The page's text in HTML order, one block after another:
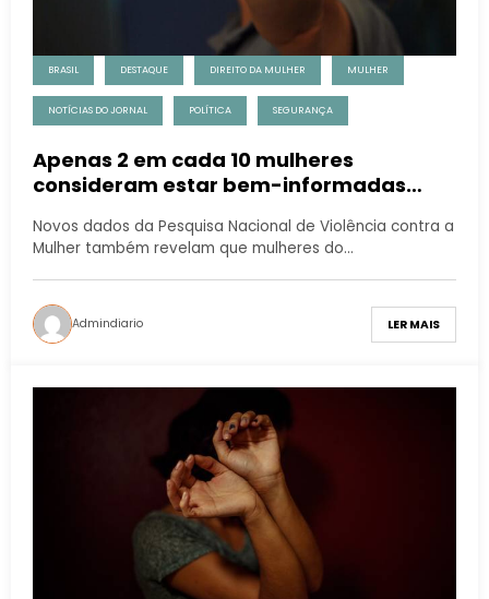
BRASIL DESTAQUE DIREITO DA MULHER MULHER
NOTÍCIAS DO JORNAL POLÍTICA SEGURANÇA
Apenas 2 em cada 10 mulheres
consideram estar bem-informadas
Novos dados da Pesquisa Nacional de Violência contra a
Mulher também revelam que mulheres do…
Admindiario LER MAIS